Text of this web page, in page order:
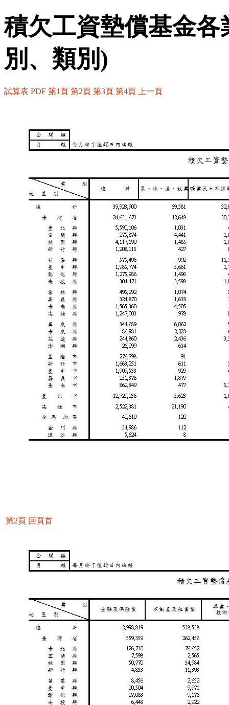
積欠工資墊償基金
別、類別)
試算表 PDF 第1頁 第2頁 第3頁 第4頁 上一頁
第2頁 回頁首